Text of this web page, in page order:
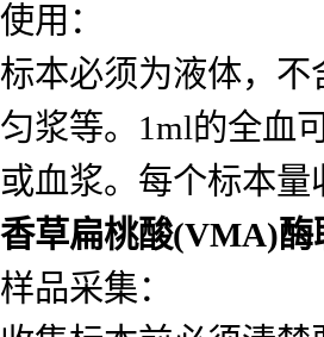
使用：
标本必须为液体，
匀浆等。1ml的全血
或血浆。每个标本
香草扁桃酸(VMA)酶
样品采集：